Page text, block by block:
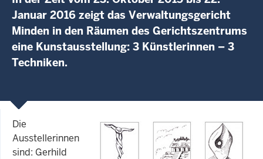
Januar 2016 zeigt das Verwaltungsgericht
Minden in den Räumen des Gerichtszentrums
eine Kunstausstellung: 3 Künstlerinnen – 3
Techniken.
Die
Ausstellerinnen
sind: Gerhild